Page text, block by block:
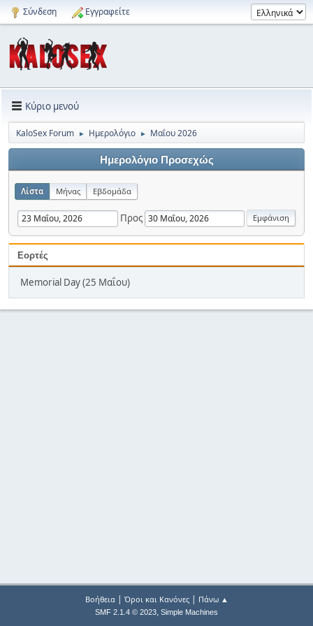
Σύνδεση Εγγραφείτε
Κύριο μενού
KaloSex Forum ► Ημερολόγιο ► Μαΐου 2026
Ημερολόγιο Προσεχώς
Λίστα Μήνας Εβδομάδα
Προς
Εορτές
Memorial Day (25 Μαΐου)
Βοήθεια| Όροι και Κανόνες| Πάνω ▲
SMF 2.1.4 © 2023, Simple Machines